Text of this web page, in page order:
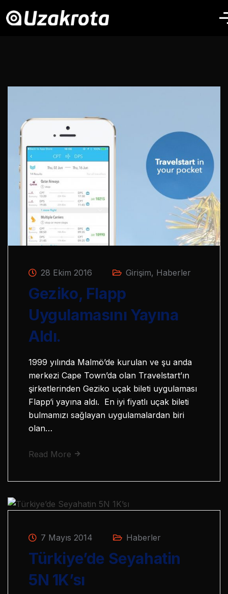
28 Ekim 2016 Girişim, Haberler
Geziko, Flapp
Uygulamasını Yayına
Aldı.
1999 yılında Malmö’de kurulan ve şu anda
merkezi Cape Town’da olan Travelstart’ın
şirketlerinden Geziko uçak bileti uygulaması
Flapp‘i yayına aldı. En iyi fiyatlı uçak bileti
bulmamızı sağlayan uygulamalardan biri
olan…
Read More
7 Mayıs 2014 Haberler
Türkiye’de Seyahatin
5N 1K’sı